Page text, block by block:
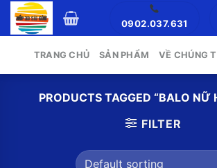
Skip
0902.037.631
TRANG CHỦ SẢN PHẨM VỀ CHÚNG
PRODUCTS TAGGED “BALO NỮ
FILTER